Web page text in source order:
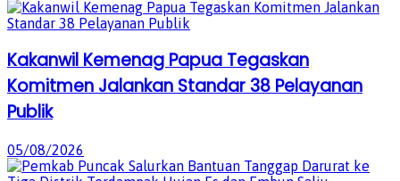
Kakanwil Kemenag Papua Tegaskan
Komitmen Jalankan Standar 38 Pelayanan
Publik
05/08/2026